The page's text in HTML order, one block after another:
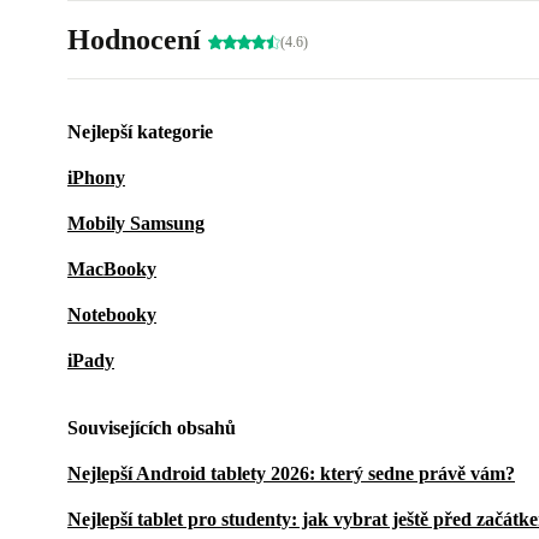
Hodnocení (4.6)
Nejlepší kategorie
iPhony
Mobily Samsung
MacBooky
Notebooky
iPady
Souvisejících obsahů
Nejlepší Android tablety 2026: který sedne právě vám?
Nejlepší tablet pro studenty: jak vybrat ještě před